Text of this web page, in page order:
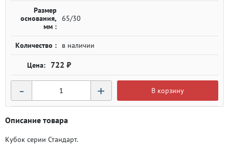
Размер
основания,
мм :
65/30
Количество : в наличии
722 ₽
- + В корзину
Описание товара
Кубок серии Стандарт.